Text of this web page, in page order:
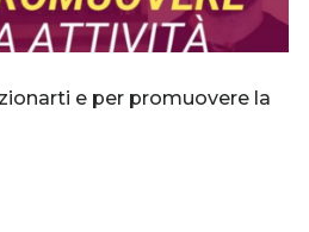
e per promuovere la